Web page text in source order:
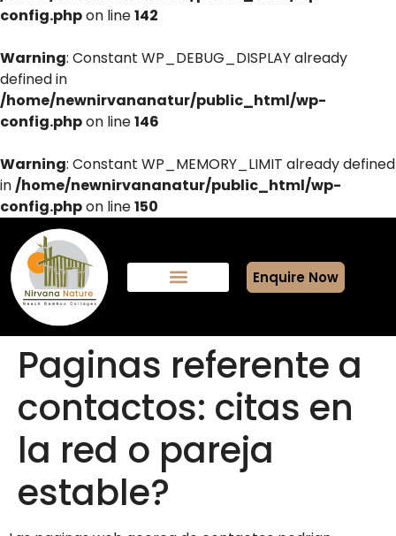
config.phpon line142
Warning: Constant WP_DEBUG_DISPLAY already
defined in
/home/newnirvananatur/public_html/wp-
config.phpon line146
Warning: Constant WP_MEMORY_LIMIT already defined
in/home/newnirvananatur/public_html/wp-
config.phpon line150
Enquire Now
Paginas referente a
contactos: citas en
la red o pareja
estable?